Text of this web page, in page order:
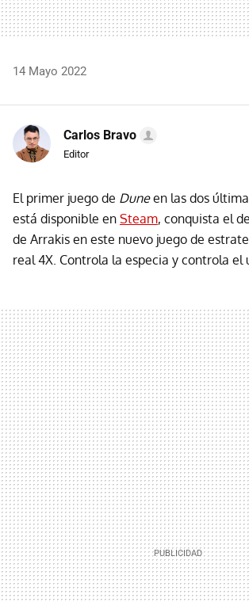
14 Mayo 2022
Carlos Bravo
Editor
El primer juego de Duneen las dos
está disponible en Steam, conquista el
de Arrakis en este nuevo juego de
real 4X. Controla la especia y controla el